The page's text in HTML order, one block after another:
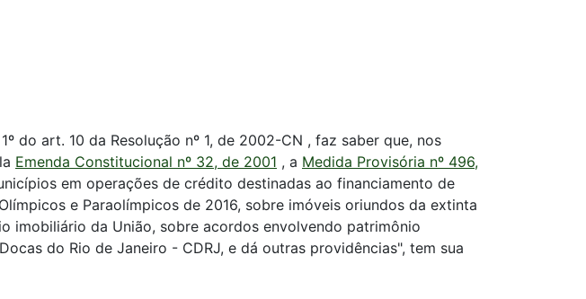
do art. 10 da Resolução nº 1, de 2002-CN , faz saber que, nos
Emenda Constitucional nº 32, de 2001 , a Medida Provisória nº 496,
em operações de crédito destinadas ao financiamento de
e Paraolímpicos de 2016, sobre imóveis oriundos da extinta
imobiliário da União, sobre acordos envolvendo patrimônio
do Rio de Janeiro - CDRJ, e dá outras providências", tem sua